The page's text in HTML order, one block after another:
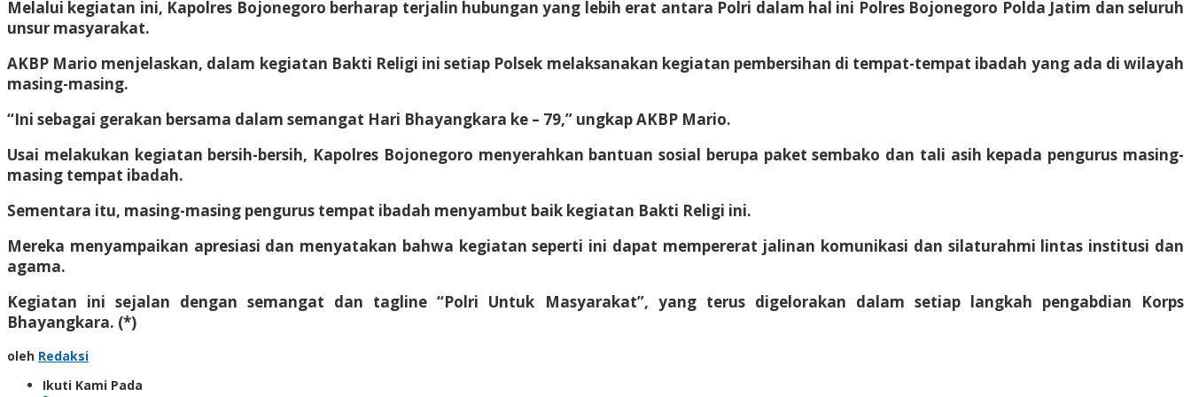
Melalui kegiatan ini, Kapolres Bojonegoro berharap terjalin hubungan yang lebih erat antara Polri dalam hal ini Polres Bojonegoro Polda Jatim dan seluruh
unsur masyarakat.
AKBP Mario menjelaskan, dalam kegiatan Bakti Religi ini setiap Polsek melaksanakan kegiatan pembersihan di tempat-tempat ibadah yang ada di wilayah
masing-masing.
“Ini sebagai gerakan bersama dalam semangat Hari Bhayangkara ke – 79,” ungkap AKBP Mario.
Usai melakukan kegiatan bersih-bersih, Kapolres Bojonegoro menyerahkan bantuan sosial berupa paket sembako dan tali asih kepada pengurus masing-
masing tempat ibadah.
Sementara itu, masing-masing pengurus tempat ibadah menyambut baik kegiatan Bakti Religi ini.
Mereka menyampaikan apresiasi dan menyatakan bahwa kegiatan seperti ini dapat mempererat jalinan komunikasi dan silaturahmi lintas institusi dan
agama.
Kegiatan ini sejalan dengan semangat dan tagline “Polri Untuk Masyarakat”, yang terus digelorakan dalam setiap langkah pengabdian Korps
Bhayangkara. (*)
oleh Redaksi
Ikuti Kami Pada